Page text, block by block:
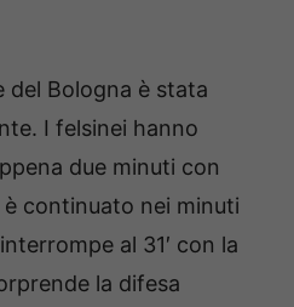
del Bologna è stata
I felsinei hanno
due minuti con
continuato nei minuti
al 31′ con la
la difesa